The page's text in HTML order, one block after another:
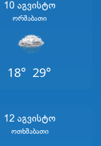
10 Აგვისტო
Ორშაბათი
18° 29°
12 Აგვისტო
Ოთხშაბათი